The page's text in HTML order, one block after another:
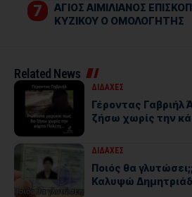
ΑΓΙΟΣ ΑΙΜΙΛΙΑΝΟΣ
ΚΥΖΙΚΟΥ Ο ΟΜΟΛΟΓΗΤΗΣ
Related News
ΔΙΔΑΧΕΣ
Γέροντας Γαβριήλ
ζήσω χωρίς την
ΔΙΔΑΧΕΣ
Ποιός θα
Καλυψώ